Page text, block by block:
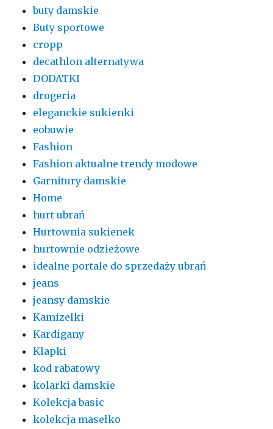
buty damskie
Buty sportowe
cropp
decathlon alternatywa
DODATKI
drogeria
eleganckie sukienki
eobuwie
Fashion
Fashion aktualne trendy modowe
Garnitury damskie
Home
hurt ubrań
Hurtownia sukienek
hurtownie odzieżowe
idealne portale do sprzedaży ubrań
jeans
jeansy damskie
Kamizelki
Kardigany
Klapki
kod rabatowy
kolarki damskie
Kolekcja basic
kolekcja masełko